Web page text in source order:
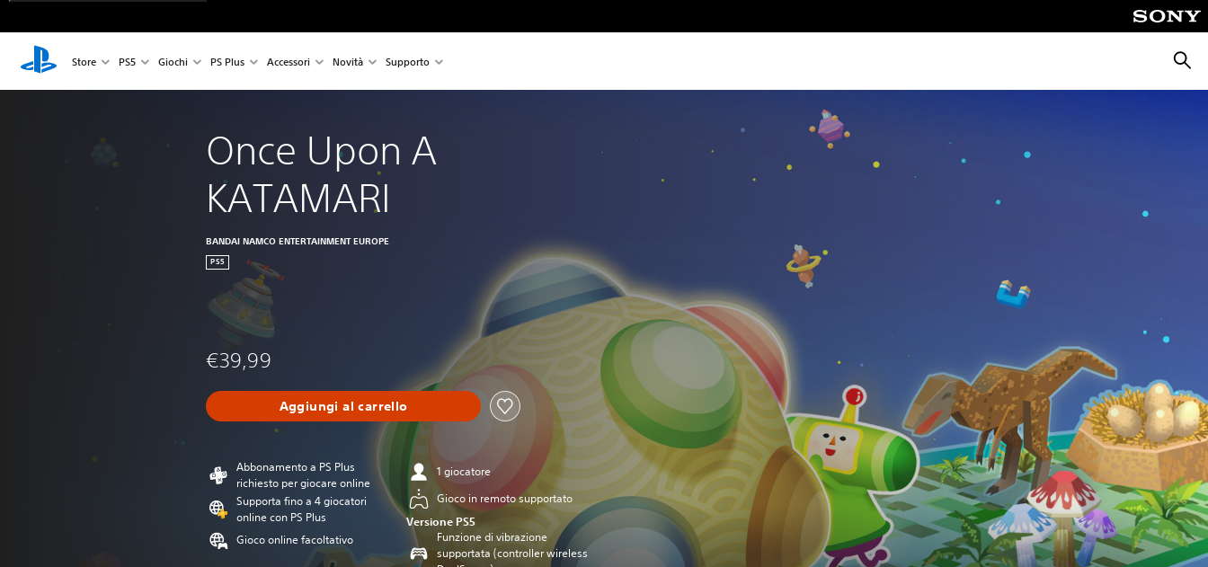
Store PS5 Giochi PS Plus Accessori Novità Supporto
Once Upon A
KATAMARI
BANDAI NAMCO ENTERTAINMENT EUROPE
PS5
€39,99
Aggiungi al carrello
Abbonamento a PS Plus
richiesto per giocare online
Supporta fino a 4 giocatori
online con PS Plus
Gioco online facoltativo
1 giocatore
Gioco in remoto supportato
Versione PS5
Funzione di vibrazione
supportata (controller wireless